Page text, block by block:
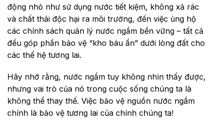
động nhỏ như sử dụng nước tiết kiệm, không xả rác
và chất thải độc hại ra môi trường, đến việc ủng hộ
các chính sách quản lý nước ngầm bền vững – tất cả
đều góp phần bảo vệ “kho báu ẩn” dưới lòng đất cho
các thế hệ tương lai.
Hãy nhớ rằng, nước ngầm tuy không nhìn thấy được,
nhưng vai trò của nó trong cuộc sống chúng ta là
không thể thay thế. Việc bảo vệ nguồn nước ngầm
chính là bảo vệ tương lai của chính chúng ta!